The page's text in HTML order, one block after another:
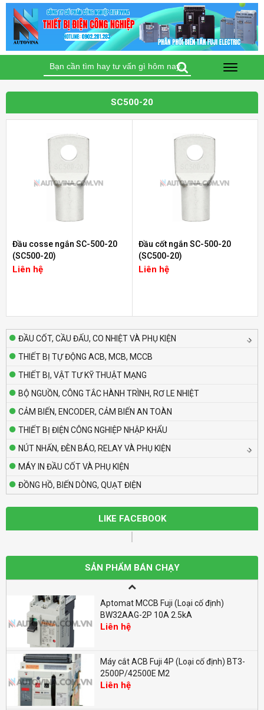
SC500-20
Đầu cosse ngắn SC-500-20
(SC500-20)
Liên hệ
Đầu cốt ngắn SC-500-20
(SC500-20)
Liên hệ
ĐẦU CỐT, CẦU ĐẤU, CO NHIỆT VÀ PHỤ KIỆN
THIẾT BỊ TỰ ĐỘNG ACB, MCB, MCCB
THIẾT BỊ, VẬT TƯ KỸ THUẬT MẠNG
BỘ NGUỒN, CÔNG TẮC HÀNH TRÌNH, RƠ LE NHIỆT
CẢM BIẾN, ENCODER, CẢM BIẾN AN TOÀN
THIẾT BỊ ĐIỆN CÔNG NGHIỆP NHẬP KHẨU
NÚT NHẤN, ĐÈN BÁO, RELAY VÀ PHỤ KIỆN
MÁY IN ĐẦU CỐT VÀ PHỤ KIỆN
ĐỒNG HỒ, BIẾN DÒNG, QUẠT ĐIỆN
LIKE FACEBOOK
SẢN PHẨM BÁN CHẠY
Bộ điều khiển nhiệt độ Autonics TC4S-12R
(Loại tiêu chuẩn)
Liên hệ
Bộ định thời Analog – Power Off Delay
Autonics AT8PMN
Liên hệ
Bộ định thời Analog – Power Off Delay
Liên hệ
Bộ định thời Analog – Power Off Delay
Liên hệ
Aptomat MCCB Fuji (Loại cố định)
BW100EAG-2P 100A 10kA
Liên hệ
Aptomat MCCB Fuji (Loại cố định)
BW32AAG-2P 10A 2.5kA
Liên hệ
Máy cắt ACB Fuji 4P (Loại cố định) BT3-
2500P/42500E M2
Liên hệ